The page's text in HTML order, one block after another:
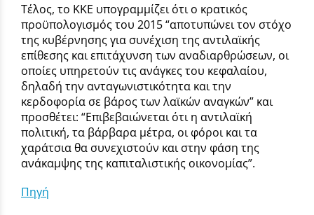
Τέλος, το ΚΚΕ υπογραμμίζει ότι ο κρατικός
προϋπολογισμός του 2015 “αποτυπώνει τον στόχο
της κυβέρνησης για συνέχιση της αντιλαϊκής
επίθεσης και επιτάχυνση των αναδιαρθρώσεων, οι
οποίες υπηρετούν τις ανάγκες του κεφαλαίου,
δηλαδή την ανταγωνιστικότητα και την
κερδοφορία σε βάρος των λαϊκών αναγκών” και
προσθέτει: “Επιβεβαιώνεται ότι η αντιλαϊκή
πολιτική, τα βάρβαρα μέτρα, οι φόροι και τα
χαράτσια θα συνεχιστούν και στην φάση της
ανάκαμψης της καπιταλιστικής οικονομίας”.
Πηγή